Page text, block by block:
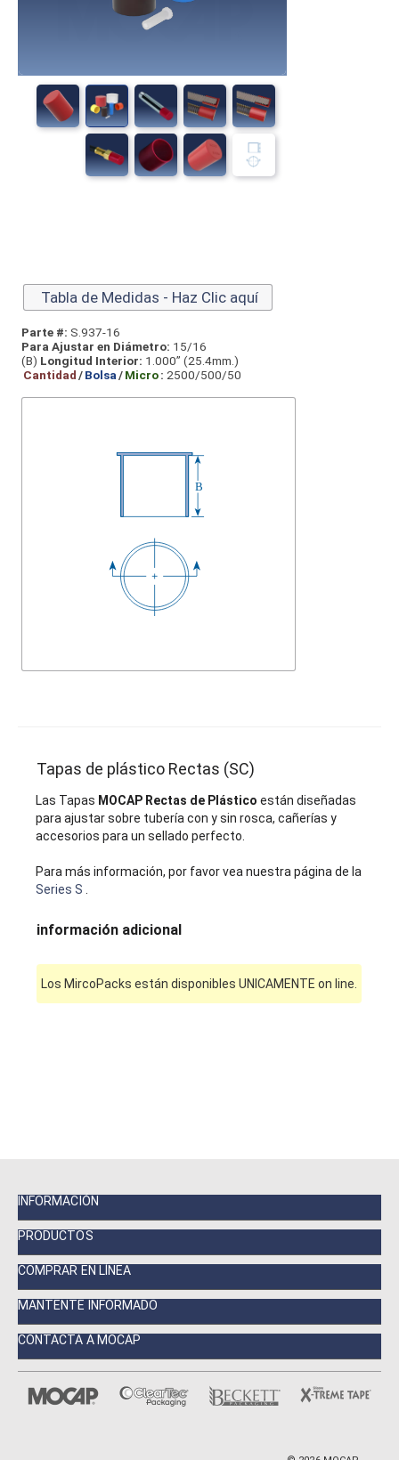
Tabla de Medidas - Haz Clic aquí
Parte #: S.937-16
Para Ajustar en Diámetro: 15/16
(B) Longitud Interior: 1.000” (25.4mm.)
Cantidad/Bolsa/Micro: 2500/500/50
Tapas de plástico Rectas (SC)
Las Tapas MOCAP Rectas de Plástico están diseñadas
para ajustar sobre tubería con y sin rosca, cañerías y
accesorios para un sellado perfecto.
Para más información, por favor vea nuestra página de la
Series S
información adicional
Los MircoPacks están disponibles UNICAMENTE on line.
INFORMACIÓN
PRODUCTOS
COMPRAR EN LÍNEA
MANTENTE INFORMADO
CONTACTA A MOCAP